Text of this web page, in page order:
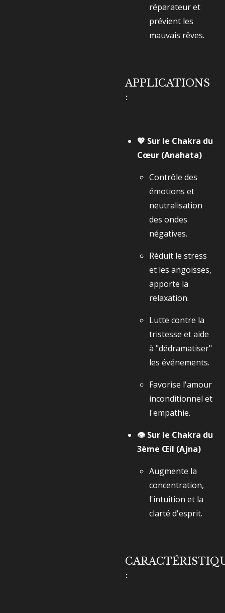
réparateur et
prévient les
mauvais rêves.
APPLICATIONS
:
💖 Sur le Chakra du
Cœur (Anahata)
Contrôle des
émotions et
neutralisation
des ondes
négatives.
Réduit le stress
et les angoisses,
apporte la
relaxation.
Lutte contre la
tristesse et aide
à "dédramatiser"
les événements.
Favorise l'amour
inconditionnel et
l'empathie.
👁️ Sur le Chakra du
3ème Œil (Ajna)
Augmente la
concentration,
l'intuition et la
clarté d'esprit.
: